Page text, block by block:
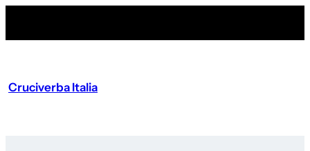
Cruciverba Italia